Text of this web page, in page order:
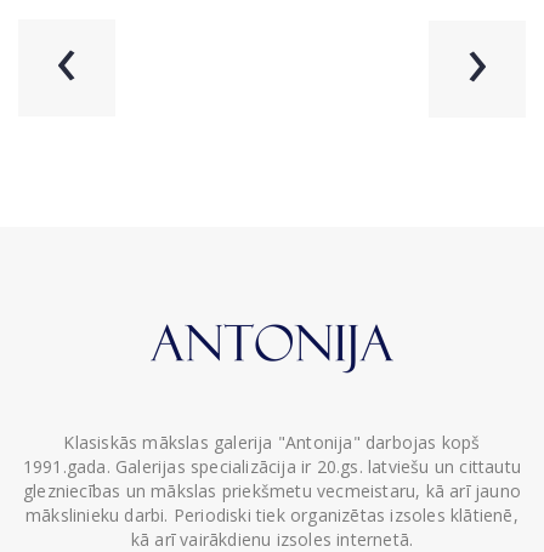
‹ ›
Klasiskās mākslas galerija "Antonija" darbojas kopš
1991.gada. Galerijas specializācija ir 20.gs. latviešu un cittautu
glezniecības un mākslas priekšmetu vecmeistaru, kā arī jauno
mākslinieku darbi. Periodiski tiek organizētas izsoles klātienē,
kā arī vairākdienu izsoles internetā.